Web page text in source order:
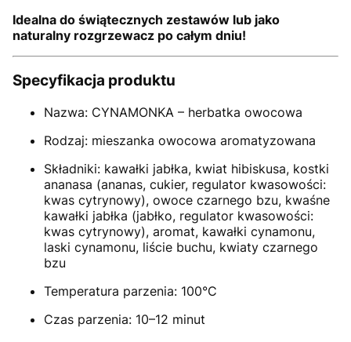
Idealna do świątecznych zestawów lub jako
naturalny rozgrzewacz po całym dniu!
Specyfikacja produktu
Nazwa: CYNAMONKA – herbatka owocowa
Rodzaj: mieszanka owocowa aromatyzowana
Składniki: kawałki jabłka, kwiat hibiskusa, kostki
ananasa (ananas, cukier, regulator kwasowości:
kwas cytrynowy), owoce czarnego bzu, kwaśne
kawałki jabłka (jabłko, regulator kwasowości:
kwas cytrynowy), aromat, kawałki cynamonu,
laski cynamonu, liście buchu, kwiaty czarnego
bzu
Temperatura parzenia: 100°C
Czas parzenia: 10–12 minut